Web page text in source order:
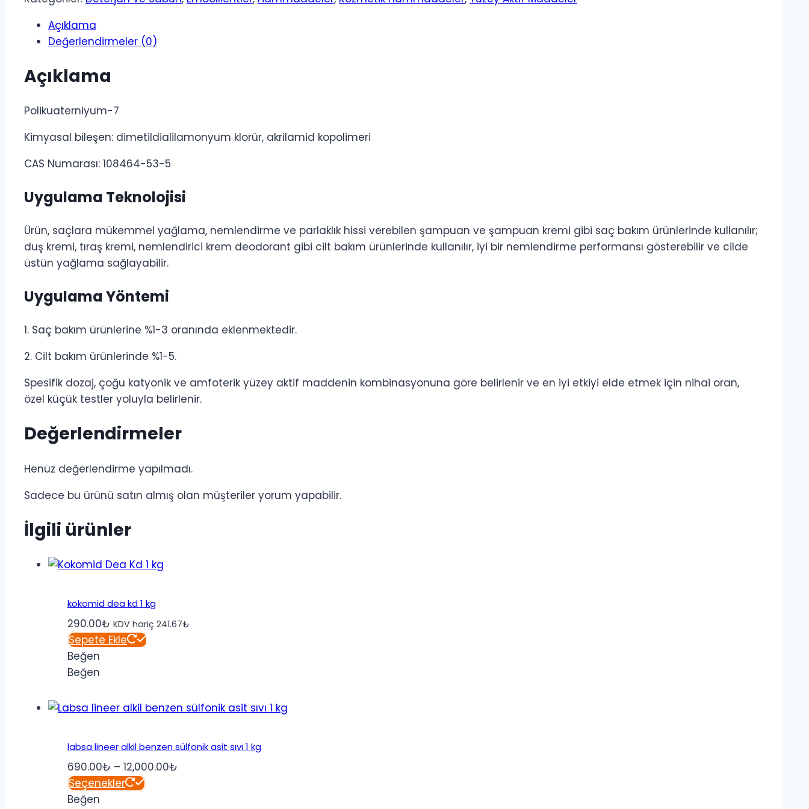
Açıklama
Değerlendirmeler (0)
Açıklama
Polikuaterniyum-7
Kimyasal bileşen: dimetildialilamonyum klorür, akrilamid kopolimeri
CAS Numarası: 108464-53-5
Uygulama Teknolojisi
Ürün, saçlara mükemmel yağlama, nemlendirme ve parlaklık hissi verebilen şampuan ve şampuan kremi gibi saç bakım ürünlerinde kullanılır;
duş kremi, tıraş kremi, nemlendirici krem ​​deodorant gibi cilt bakım ürünlerinde kullanılır, iyi bir nemlendirme performansı gösterebilir ve cilde
üstün yağlama sağlayabilir.
Uygulama Yöntemi
1. Saç bakım ürünlerine %1-3 oranında eklenmektedir.
2. Cilt bakım ürünlerinde %1-5.
Spesifik dozaj, çoğu katyonik ve amfoterik yüzey aktif maddenin kombinasyonuna göre belirlenir ve en iyi etkiyi elde etmek için nihai oran,
özel küçük testler yoluyla belirlenir.
Değerlendirmeler
Henüz değerlendirme yapılmadı.
Sadece bu ürünü satın almış olan müşteriler yorum yapabilir.
İlgili ürünler
kokomid dea kd 1 kg
290.00₺ KDV hariç 241.67₺
Sepete Ekle
Beğen
Beğen
labsa lineer alkil benzen sülfonik asit sıvı 1 kg
690.00₺ – 12,000.00₺
Seçenekler
Bu
Beğen